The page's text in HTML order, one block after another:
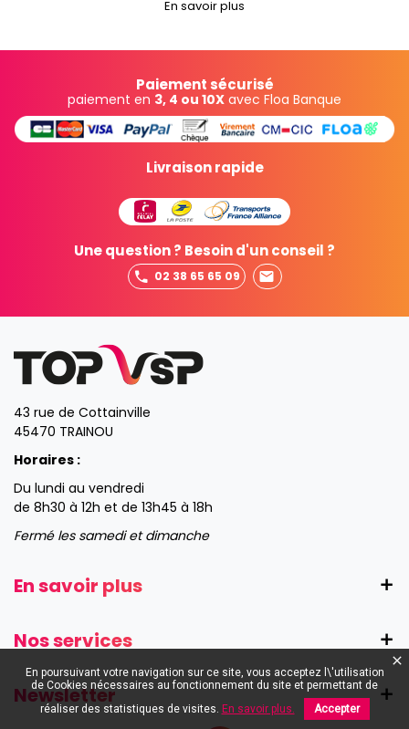
En savoir plus
Paiement sécurisé
paiement en 3, 4 ou 10X avec Floa Banque
Livraison rapide
Une question ? Besoin d'un conseil ?
02 38 65 65 09
43 rue de Cottainville
45470 TRAINOU
Horaires :
Du lundi au vendredi
de 8h30 à 12h et de 13h45 à 18h
Fermé les samedi et dimanche
En savoir plus
Nos services
Newsletter
En poursuivant votre navigation sur ce site, vous acceptez l\'utilisation
de Cookies nécessaires au fonctionnement du site et permettant de
réaliser des statistiques de visites. En savoir plus. Accepter